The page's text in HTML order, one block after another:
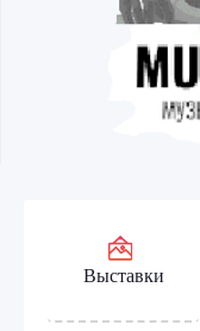
Выставки